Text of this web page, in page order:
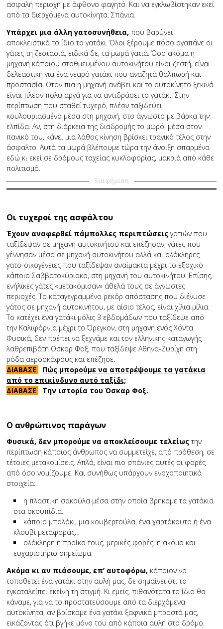
ασφαλή περιοχή με άφθονο φαγητό. Και να εγκλωβίστηκαν εκεί
από τα διερχόμενα αυτοκίνητα. Σπάνια.
Υπάρχει μια άλλη γατοσυνήθεια, που βαρύνει
αποκλειστικά το ίδιο το γατάκι. Όλοι ξέρουμε πόσο αγαπάνε οι
γάτες τη ζεστασιά, ειδικά δε, τα μωρά γατιά. Όσο ακόμα η
μηχανή κάποιου σταθμευμένου αυτοκινήτου είναι ζεστή, είναι
δελεαστική για ένα νεαρό γατάκι που αναζητά θαλπωρή και
προστασία. Όταν πια η μηχανή ανάβει και το αυτοκίνητο ξεκινά
είναι πλέον πολύ αργά για να αντιδράσει το γατάκι. Στην
περίπτωση που σταθεί τυχερό, πλέον ταξιδεύει
κουλουριασμένο μέσα στη μηχανή, στο άγνωστο με βάρκα την
ελπίδα. Αν, στη διάρκεια της διαδρομής το μωρό, μέσα στον
πανικό του, κάνει μια λάθος κίνηση βρίσκει τραγικό τέλος στην
άσφαλτο. Αυτά τα μωρά βλέπουμε τώρα την άνοιξη σπαρμένα
εδώ κι εκεί σε δρόμους ταχείας κυκλοφορίας, μακριά από κάθε
πολιτισμό.
διαφήμιση
Οι τυχεροί της ασφάλτου
Έχουν αναφερθεί πάμπολλες περιπτώσεις γατιών που
ταξίδεψαν σε μηχανή αυτοκινήτου και επέζησαν, γάτες που
γέννησαν μέσα σε μηχανή αυτοκινήτου αλλά και ολόκληρες
γατο-οικογένειες που ταξίδεψαν αναίμακτα μέχρι το εξοχικό
κάποιο Σαββατοκύριακο, στη μηχανή του αυτοκινήτου. Επίσης,
ενήλικες γάτες «μετακόμισαν» άθελά τους σε άγνωστες
περιοχές. Το καταγεγραμμένο ρεκόρ απόστασης που διένυσε
γάτος σε μηχανή αυτοκινήτου, με αίσιο τέλος, είναι χίλια μίλια.
Το κατέχει ένα γατάκι μόλις 3 εβδομάδων που ταξίδεψε από
την Καλιφόρνια μέχρι το Όρεγκον, στη μηχανή ενός Χόντα.
Φυσικά, δεν πρέπει να ξεχνάμε και τον ελληνικής καταγωγής
λαθρεπιβάτη Οσκαρ Φοξ, που ταξίδεψε Αθήνα-Ζυρίχη στη
ρόδα αεροσκάφους και επέζησε.
ΔΙΑΒΑΣΕ
Πώς μπορούμε να αποτρέψουμε τα γατάκια
από το επικίνδυνο αυτό ταξίδι;
ΔΙΑΒΑΣΕ
Την ιστορία του Όσκαρ Φοξ.
Ο ανθρώπινος παράγων
Φυσικά, δεν μπορούμε να αποκλείσουμε τελείως την
περίπτωση κάποιος άνθρωπος να συμμετείχε, από πρόθεση, σε
τέτοιες μετακομίσεις. Απλά, είναι πιο σπάνιες αυτές οι φορές
από όσο νομίζουμε. Και συνήθως υπάρχουν ενοχοποιητικά
στοιχεία:
η πλαστική σακούλα μέσα στην οποία βρήκαμε τα γατάκια
στα σκουπίδια.
κάποιο μπολάκι, μια κουβερτούλα, ένα χαρτόκουτο ή ένα
κλουβί μεταφοράς…
ολόκληρη η προίκα τους, μερικές φορές, ή ακόμα και
ευχαριστήριο σημείωμα.
Ακόμα κι αν πιάσουμε, επ’ αυτοφόρω, κάποιον να
τοποθετεί ένα γατάκι στην αυλή μας, δε σημαίνει ότι το
εγκαταλείπει εκείνη τη στιγμή. Κι εμείς, πιθανότατα το ίδιο θα
κάναμε, για να το προστατεύσουμε από τα διερχόμενα
αυτοκίνητα, αν βρίσκαμε ένα γατάκι ξαφνικά μπροστά μας,
εικάζοντας ότι βγήκε μόνο του από κάποια αυλή στο δρόμο.